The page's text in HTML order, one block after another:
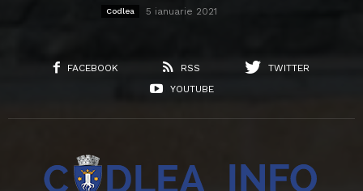
Codlea 5 ianuarie 2021
FACEBOOK RSS
TWITTER
YOUTUBE